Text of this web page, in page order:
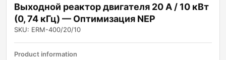
Выходной реактор двигателя 20 А / 10 кВт
(0, 74 кГц) — Оптимизация NEP
SKU: ERM-400/20/10
Product information